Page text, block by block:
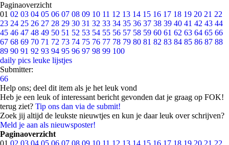
Paginaoverzicht
01 02 03 04 05 06 07 08 09 10 11 12 13 14 15 16 17 18 19 20 21 22
23 24 25 26 27 28 29 30 31 32 33 34 35 36 37 38 39 40 41 42 43 44
45 46 47 48 49 50 51 52 53 54 55 56 57 58 59 60 61 62 63 64 65 66
67 68 69 70 71 72 73 74 75 76 77 78 79 80 81 82 83 84 85 86 87 88
89 90 91 92 93 94 95 96 97 98 99 100
daily pics leuke lijstjes
Submitter:
66
Help ons; deel dit item als je het leuk vond
Heb je een leuk of interessant bericht gevonden dat je graag op FOK!
terug ziet? Tip ons dan via de submit!
Zoek jij altijd de leukste nieuwtjes en kun je daar leuk over schrijven?
Meld je aan als nieuwsposter!
Paginaoverzicht
01 02 03 04 05 06 07 08 09 10 11 12 13 14 15 16 17 18 19 20 21 22